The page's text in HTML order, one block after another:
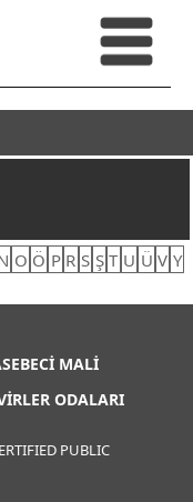
O Ö P R S Ş T U Ü V Y
MALİ
ODALARI
PUBLIC